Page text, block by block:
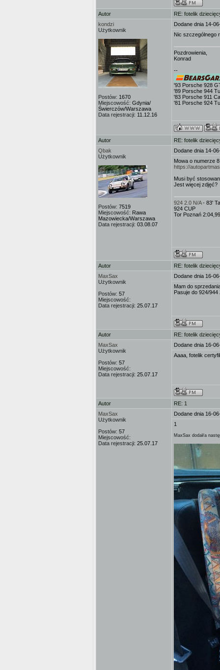
Autor
RE: fotelik
kondzi
Użytkownik
Postów: 1670
Miejscowość: Gdynia/
Świerczów/Warszawa
Data rejestracji: 11.12.16
Dodane dnia 14-
Nic szczególnego
Pozdrowienia,
Konrad
--
'93 Porsche 928
'89 Porsche 944
'83 Porsche 911
'81 Porsche 924
Autor
RE: fotelik
Qbak
Użytkownik
Postów: 7519
Miejscowość: Rawa
Mazowiecka/Warszawa
Data rejestracji: 03.08.07
Dodane dnia 14-
Mowa o numerze
https://
Musi być
Jest więcej zdjęć?
924 2.0 N/A- 83'
924 CUP
Tor Poznań
Autor
RE: fotelik
MaxSax
Użytkownik
Postów: 57
Miejscowość:
Data rejestracji: 25.07.17
Dodane dnia 16-
Mam do
Pasuje do 924/944
Autor
RE: fotelik
MaxSax
Użytkownik
Postów: 57
Miejscowość:
Data rejestracji: 25.07.17
Dodane dnia 16-
Aaaa, fotelik
Autor
RE: 1
MaxSax
Użytkownik
Postów: 57
Miejscowość:
Data rejestracji: 25.07.17
Dodane dnia 16-
1
MaxSax dodał/a